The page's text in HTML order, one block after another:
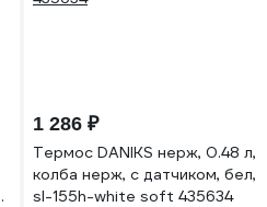
1 286 ₽
Термос DANIKS нерж, 0.48 л,
колба нерж, с датчиком, бел,
sl-155h-white soft 435634